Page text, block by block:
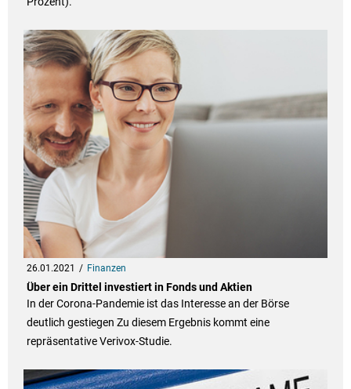
26.01.2021 Finanzen
Über ein Drittel investiert in Fonds und Aktien
In der Corona-Pandemie ist das Interesse an der Börse
deutlich gestiegen Zu diesem Ergebnis kommt eine
repräsentative Verivox-Studie.